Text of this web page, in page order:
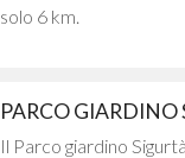
solo 6 km.
PARCO GIARDINO
Il Parco giardino